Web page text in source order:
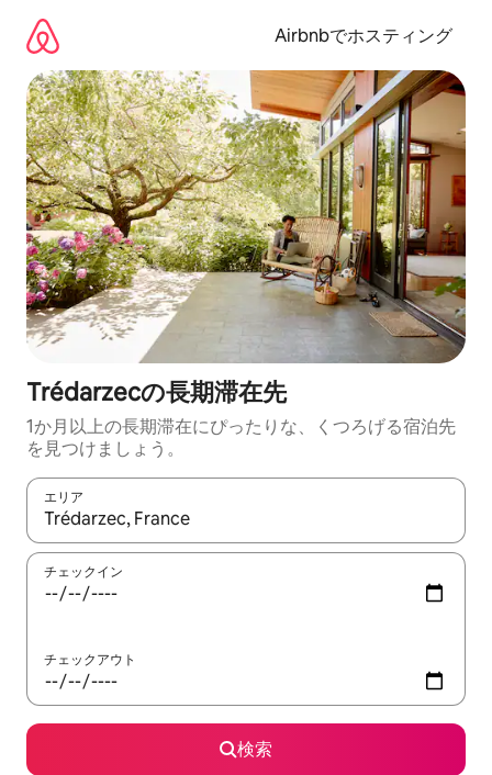
Airbnbでホスティング
Trédarzecの長期滞在先
1か月以上の長期滞在にぴったりな、くつろげる宿泊先
を見つけましょう。
エリア
検索結果が表示されたら、上下の矢印キーを使って移動するか
チェックイン
チェックアウト
検索